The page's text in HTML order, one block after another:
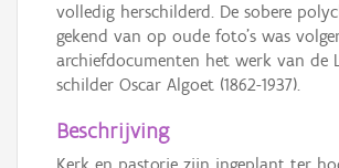
volledig herschilderd. De sobere
gekend van op oude foto’s was
archiefdocumenten het werk van de
schilder Oscar Algoet (1862-1937).
Beschrijving